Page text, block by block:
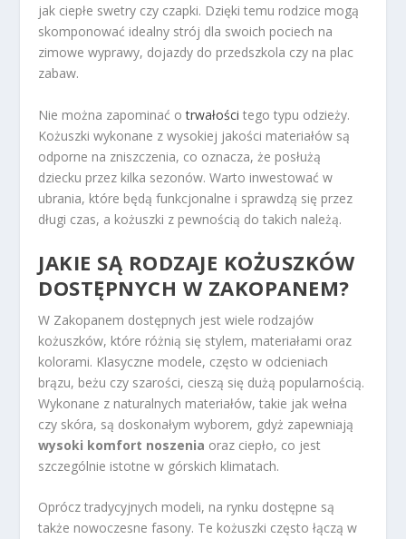
jak ciepłe swetry czy czapki. Dzięki temu rodzice mogą
skomponować idealny strój dla swoich pociech na
zimowe wyprawy, dojazdy do przedszkola czy na plac
zabaw.
Nie można zapominać otrwałości tego typu odzieży.
Kożuszki wykonane z wysokiej jakości materiałów są
odporne na zniszczenia, co oznacza, że posłużą
dziecku przez kilka sezonów. Warto inwestować w
ubrania, które będą funkcjonalne i sprawdzą się przez
długi czas, a kożuszki z pewnością do takich należą.
JAKIE SĄ RODZAJE KOŻUSZKÓW
DOSTĘPNYCH W ZAKOPANEM?
W Zakopanem dostępnych jest wiele rodzajów
kożuszków, które różnią się stylem, materiałami oraz
kolorami. Klasyczne modele, często w odcieniach
brązu, beżu czy szarości, cieszą się dużą popularnością.
Wykonane z naturalnych materiałów, takie jak wełna
czy skóra, są doskonałym wyborem, gdyż zapewniają
wysoki komfort noszenia oraz ciepło, co jest
szczególnie istotne w górskich klimatach.
Oprócz tradycyjnych modeli, na rynku dostępne są
także nowoczesne fasony. Te kożuszki często łączą w